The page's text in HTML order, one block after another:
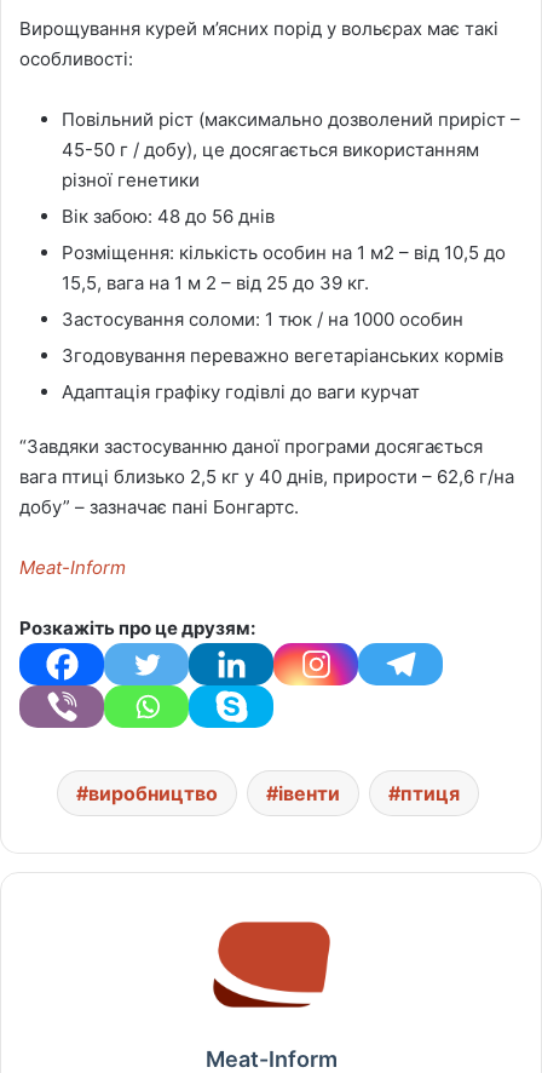
Вирощування курей м’ясних порід у вольєрах має такі
особливості:
Повільний ріст (максимально дозволений приріст –
45-50 г / добу), це досягається використанням
різної генетики
Вік забою: 48 до 56 днів
Розміщення: кількість особин на 1 м2 – від 10,5 до
15,5, вага на 1 м 2 – від 25 до 39 кг.
Застосування соломи: 1 тюк / на 1000 особин
Згодовування переважно вегетаріанських кормів
Адаптація графіку годівлі до ваги курчат
“Завдяки застосуванню даної програми досягається
вага птиці близько 2,5 кг у 40 днів, прирости – 62,6 г/на
добу” – зазначає пані Бонгартс.
Meat-Inform
Розкажіть про це друзям:
виробництво івенти птиця
Meat-Inform